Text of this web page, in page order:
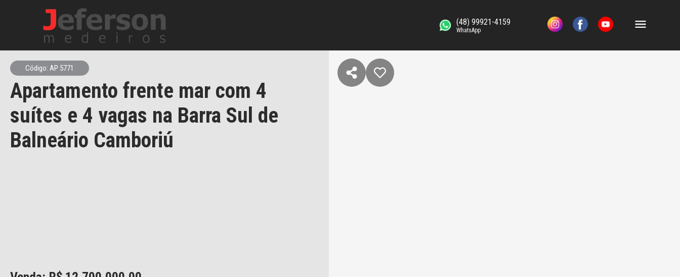
(48) 99921-4159
WhatsApp
Código: AP 5771
Apartamento frente mar com 4
suítes e 4 vagas na Barra Sul de
Balneário Camboriú